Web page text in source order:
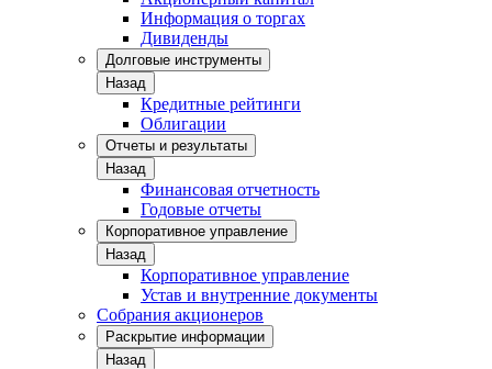
Информация о торгах
Дивиденды
Долговые инструменты
Назад
Кредитные рейтинги
Облигации
Отчеты и результаты
Назад
Финансовая отчетность
Годовые отчеты
Корпоративное управление
Назад
Корпоративное управление
Устав и внутренние документы
Собрания акционеров
Раскрытие информации
Назад